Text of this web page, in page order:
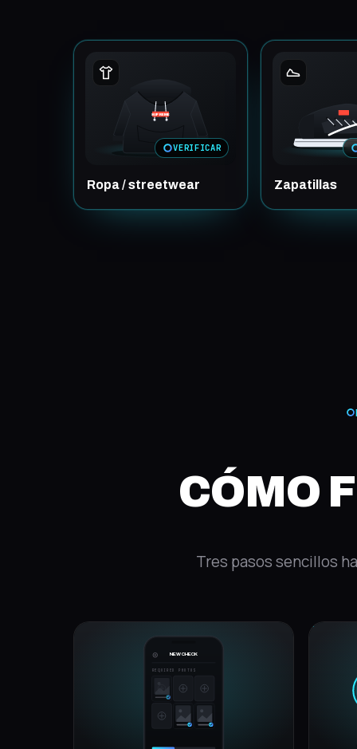
SUPREME
VERIFICAR
Ropa / streetwear Zapatillas
CÓMO
Tres pasos sencillos
NEW CHECK
REQUIRED PHOTOS